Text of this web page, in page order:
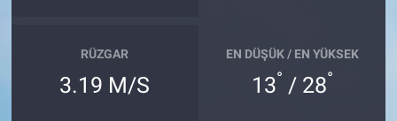
RÜZGAR
3.19 M/S
EN DÜŞÜK / EN YÜKSEK
13° / 28°